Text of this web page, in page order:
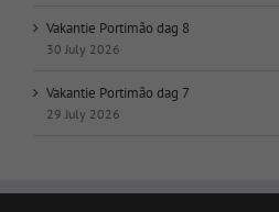
Vakantie Portimão dag 8
30 July 2026
Vakantie Portimão dag 7
29 July 2026